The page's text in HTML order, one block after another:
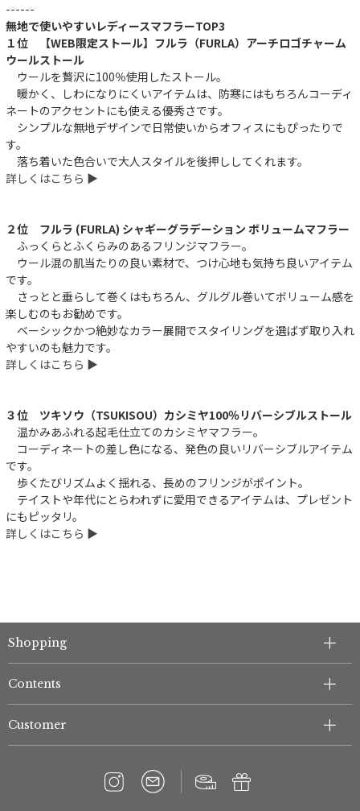
件
------
無地で使いやすいレディースマフラーTOP3
１位 【WEB限定ストール】フルラ（FURLA）アーチロゴチャーム
ウールストール
ウールを贅沢に100％使用したストール。
暖かく、しわになりにくいアイテムは、防寒にはもちろんコーディ
ネートのアクセントにも使える優秀さです。
シンプルな無地デザインで日常使いからオフィスにもぴったりで
す。
落ち着いた色合いで大人スタイルを後押ししてくれます。
詳しくはこちら ▶︎
２位 フルラ (FURLA) シャギーグラデーション ボリュームマフラー
ふっくらとふくらみのあるフリンジマフラー。
ウール混の肌当たりの良い素材で、つけ心地も気持ち良いアイテム
です。
さっとと垂らして巻くはもちろん、グルグル巻いてボリューム感を
楽しむのもお勧めです。
ベーシックかつ絶妙なカラー展開でスタイリングを選ばず取り入れ
やすいのも魅力です。
詳しくはこちら ▶︎
３位 ツキソウ（TSUKISOU）カシミヤ100％リバーシブルストール
温かみあふれる起毛仕立てのカシミヤマフラー。
コーディネートの差し色になる、発色の良いリバーシブルアイテム
です。
歩くたびリズムよく揺れる、長めのフリンジがポイント。
テイストや年代にとらわれずに愛用できるアイテムは、プレゼント
にもピッタリ。
詳しくはこちら ▶︎
Shopping
Contents
Customer